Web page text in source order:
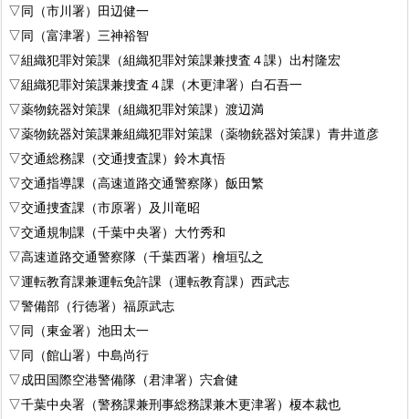
▽同（市川署）田辺健一
▽同（富津署）三神裕智
▽組織犯罪対策課（組織犯罪対策課兼捜査４課）出村隆宏
▽組織犯罪対策課兼捜査４課（木更津署）白石吾一
▽薬物銃器対策課（組織犯罪対策課）渡辺満
▽薬物銃器対策課兼組織犯罪対策課（薬物銃器対策課）青井道彦
▽交通総務課（交通捜査課）鈴木真悟
▽交通指導課（高速道路交通警察隊）飯田繁
▽交通捜査課（市原署）及川竜昭
▽交通規制課（千葉中央署）大竹秀和
▽高速道路交通警察隊（千葉西署）檜垣弘之
▽運転教育課兼運転免許課（運転教育課）西武志
▽警備部（行徳署）福原武志
▽同（東金署）池田太一
▽同（館山署）中島尚行
▽成田国際空港警備隊（君津署）宍倉健
▽千葉中央署（警務課兼刑事総務課兼木更津署）榎本裁也